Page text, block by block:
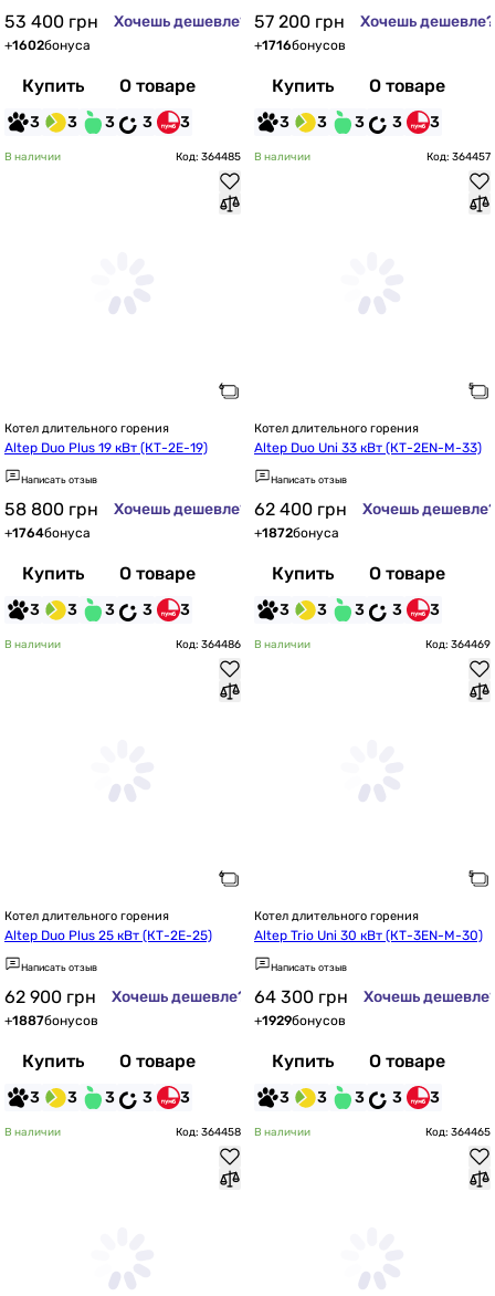
53 400 грн Хочешь дешевле?
+1602бонуса
Купить О товаре
3 3 3 3 3
57 200 грн Хочешь дешевле?
+1716бонусов
Купить О товаре
3 3 3 3 3
В наличии Код: 364485
Котел длительного горения
Altep Duo Plus 19 кВт (КТ-2E-19)
Написать отзыв
58 800 грн Хочешь дешевле?
+1764бонуса
Купить О товаре
3 3 3 3 3
В наличии Код: 364457
Котел длительного горения
Altep Duo Uni 33 кВт (КТ-2EN-M-33)
Написать отзыв
62 400 грн Хочешь
+1872бонуса
Купить О товаре
3 3 3 3 3
В наличии Код: 364486
Котел длительного горения
Altep Duo Plus 25 кВт (КТ-2E-25)
Написать отзыв
62 900 грн Хочешь дешевле?
+1887бонусов
Купить О товаре
3 3 3 3 3
В наличии Код: 364469
Котел длительного горения
Altep Trio Uni 30 кВт (КТ-3EN-M-30)
Написать отзыв
64 300 грн Хочешь
+1929бонусов
Купить О товаре
3 3 3 3 3
В наличии Код: 364458 В наличии Код: 364465